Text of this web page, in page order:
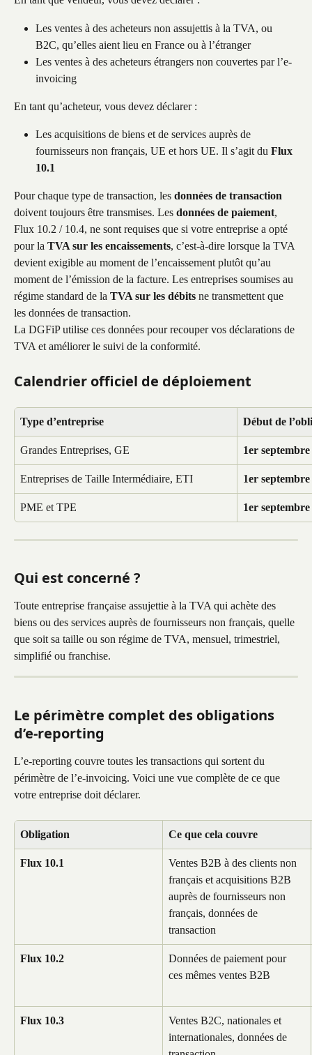
Les ventes à des acheteurs non assujettis à la TVA, ou
B2C, qu’elles aient lieu en France ou à l’étranger
Les ventes à des acheteurs étrangers non couvertes par l’e-
invoicing
En tant qu’acheteur, vous devez déclarer :
Les acquisitions de biens et de services auprès de
fournisseurs non français, UE et hors UE. Il s’agit du Flux
10.1
Pour chaque type de transaction, les données de transaction
doivent toujours être transmises. Les données de paiement,
Flux 10.2 / 10.4, ne sont requises que si votre entreprise a opté
pour la TVA sur les encaissements, c’est-à-dire lorsque la TVA
devient exigible au moment de l’encaissement plutôt qu’au
moment de l’émission de la facture. Les entreprises soumises au
régime standard de la TVA sur les débits ne transmettent que
les données de transaction.
La DGFiP utilise ces données pour recouper vos déclarations de
TVA et améliorer le suivi de la conformité.
Calendrier officiel de déploiement
Type d’entreprise Début de
Grandes Entreprises, GE 1er septembre
Entreprises de Taille Intermédiaire, ETI 1er septembre
PME et TPE 1er septembre
Qui est concerné ?
Toute entreprise française assujettie à la TVA qui achète des
biens ou des services auprès de fournisseurs non français, quelle
que soit sa taille ou son régime de TVA, mensuel, trimestriel,
simplifié ou franchise.
Le périmètre complet des obligations
d’e-reporting
L’e-reporting couvre toutes les transactions qui sortent du
périmètre de l’e-invoicing. Voici une vue complète de ce que
votre entreprise doit déclarer.
Obligation Ce que cela couvre
Flux 10.1
Ventes B2B à des clients non
français et acquisitions B2B
auprès de fournisseurs non
français, données de
transaction
Flux 10.2
Données de paiement pour
ces mêmes ventes B2B
Flux 10.3
Ventes B2C, nationales et
internationales, données de